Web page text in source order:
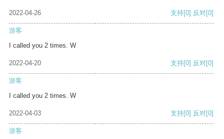
2022-04-26 支持[0] 反对[0]
游客
I called you 2 times. W
2022-04-20 支持[0] 反对[0]
游客
I called you 2 times. W
2022-04-03 支持[0] 反对[0]
游客